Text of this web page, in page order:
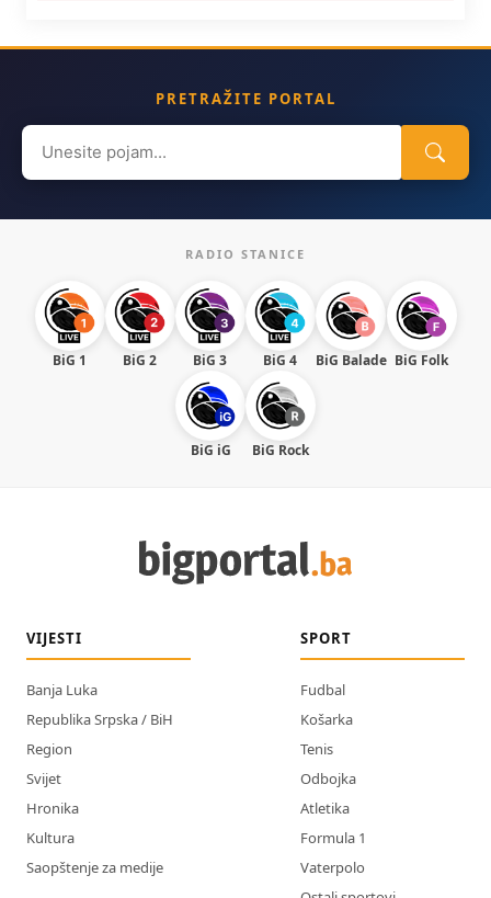
PRETRAŽITE PORTAL
Search
for:
RADIO STANICE
BiG 1 BiG 2 BiG 3 BiG 4 BiG Balade BiG Folk
BiG iG BiG Rock
VIJESTI
Banja Luka
Republika Srpska / BiH
Region
Svijet
Hronika
Kultura
Saopštenje za medije
SPORT
Fudbal
Košarka
Tenis
Odbojka
Atletika
Formula 1
Vaterpolo